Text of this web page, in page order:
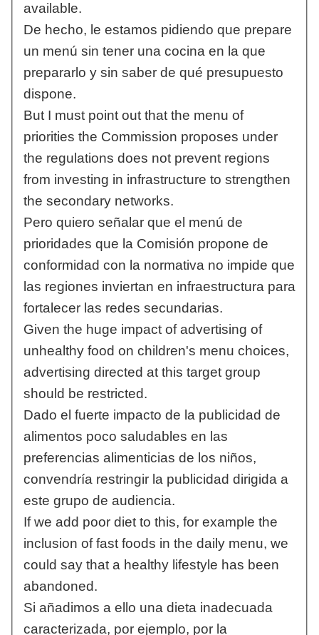
available.
De hecho, le estamos pidiendo que prepare
un menú sin tener una cocina en la que
prepararlo y sin saber de qué presupuesto
dispone.
But I must point out that the menu of
priorities the Commission proposes under
the regulations does not prevent regions
from investing in infrastructure to strengthen
the secondary networks.
Pero quiero señalar que el menú de
prioridades que la Comisión propone de
conformidad con la normativa no impide que
las regiones inviertan en infraestructura para
fortalecer las redes secundarias.
Given the huge impact of advertising of
unhealthy food on children's menu choices,
advertising directed at this target group
should be restricted.
Dado el fuerte impacto de la publicidad de
alimentos poco saludables en las
preferencias alimenticias de los niños,
convendría restringir la publicidad dirigida a
este grupo de audiencia.
If we add poor diet to this, for example the
inclusion of fast foods in the daily menu, we
could say that a healthy lifestyle has been
abandoned.
Si añadimos a ello una dieta inadecuada
caracterizada, por ejemplo, por la